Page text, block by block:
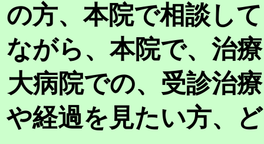
の方、本院で相談し
ながら、本院で、治
大病院での、受診治
や経過を見たい方、